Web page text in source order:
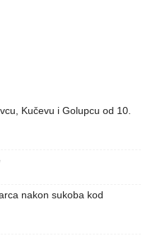
Kučevu i Golupcu od 10.
nakon sukoba kod